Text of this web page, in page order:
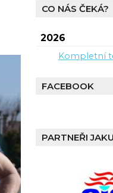
CO NÁS ČEKÁ?
2026
Kompletní
FACEBOOK
PARTNEŘI